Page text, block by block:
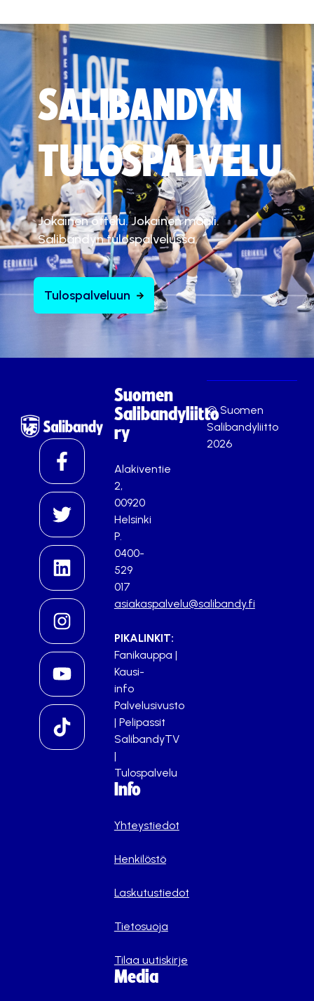
SALIBANDYN
TULOSPALVELU
Jokainen ottelu. Jokainen maali.
Salibandyn tulospalvelussa.
Tulospalveluun
Suomen
Salibandyliitto
ry
Alakiventie
2,
00920
Helsinki
P.
0400-
529
017
asiakaspalvelu@salibandy.fi
PIKALINKIT:
Fanikauppa |
Kausi-
info
Palvelusivusto
| Pelipassit
SalibandyTV
|
Tulospalvelu
Info
Yhteystiedot
Henkilöstö
Laskutustiedot
Tietosuoja
Tilaa uutiskirje
Media
© Suomen
Salibandyliitto
2026